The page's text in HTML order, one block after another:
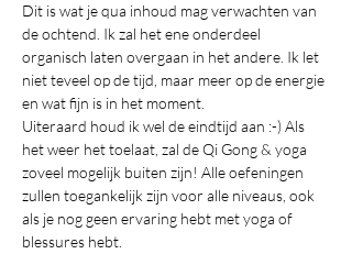
Dit is wat je qua inhoud mag verwachten van
de ochtend. Ik zal het ene onderdeel
organisch laten overgaan in het andere. Ik let
niet teveel op de tijd, maar meer op de energie
en wat fijn is in het moment.
Uiteraard houd ik wel de eindtijd aan :-) Als
het weer het toelaat, zal de Qi Gong & yoga
zoveel mogelijk buiten zijn! Alle oefeningen
zullen toegankelijk zijn voor alle niveaus, ook
als je nog geen ervaring hebt met yoga of
blessures hebt.